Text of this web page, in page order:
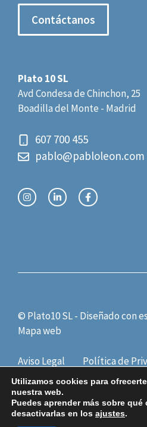
Contáctanos
Plato 10 SL
Avd Condesa de Chinchon, 25
Boadilla del Monte - Madrid
607 700 455
pablo@pabloleon.com
© Plato10 SL - Diseñado con
Mapa web
Aviso Legal
Política de
Política de Cookies
Utilizamos cookies para
nuestra web.
Puedes aprender más sobre
desactivarlas en los ajustes.